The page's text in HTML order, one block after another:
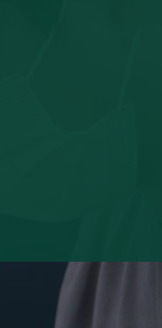
숙면라미네이트